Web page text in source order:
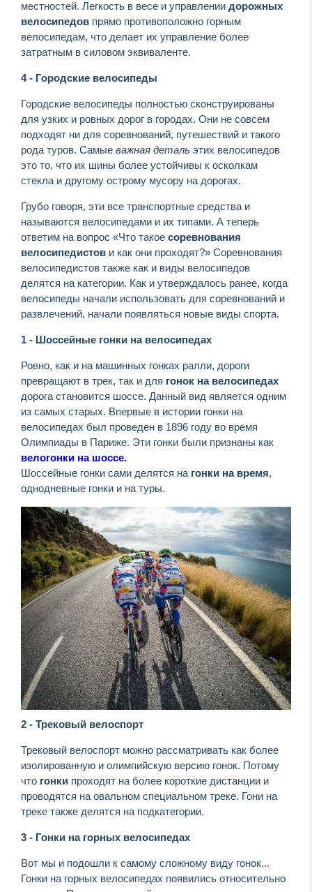
местностей. Легкость в весе и управлении дорожных
велосипедов прямо противоположно горным
велосипедам, что делает их управление более
затратным в силовом эквиваленте.
4 - Городские велосипеды
Городские велосипеды полностью сконструированы
для узких и ровных дорог в городах. Они не совсем
подходят ни для соревнований, путешествий и такого
рода туров. Самые важная деталь этих велосипедов
это то, что их шины более устойчивы к осколкам
стекла и другому острому мусору на дорогах.
Грубо говоря, эти все транспортные средства и
называются велосипедами и их типами. А теперь
ответим на вопрос «Что такое соревнования
велосипедистов и как они проходят?» Соревнования
велосипедистов также как и виды велосипедов
делятся на категории. Как и утверждалось ранее, когда
велосипеды начали использовать для соревнований и
развлечений, начали появляться новые виды спорта.
1 - Шоссейные гонки на велосипедах
Ровно, как и на машинных гонках ралли, дороги
превращают в трек, так и для гонок на велосипедах
дорога становится шоссе. Данный вид является одним
из самых старых. Впервые в истории гонки на
велосипедах был проведен в 1896 году во время
Олимпиады в Париже. Эти гонки были признаны как
велогонки на шоссе.
Шоссейные гонки сами делятся на гонки на время,
однодневные гонки и на туры.
2 - Трековый велоспорт
Трековый велоспорт можно рассматривать как более
изолированную и олимпийскую версию гонок. Потому
что гонки проходят на более короткие дистанции и
проводятся на овальном специальном треке. Гони на
треке также делятся на подкатегории.
3 - Гонки на горных велосипедах
Вот мы и подошли к самому сложному виду гонок...
Гонки на горных велосипедах появились относительно